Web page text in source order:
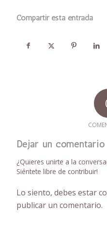
Compartir esta entrada
Dejar un comentario
¿Quieres unirte a la
Siéntete libre de contribuir!
Lo siento, debes estar
publicar un comentario.